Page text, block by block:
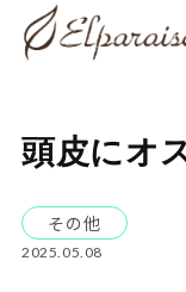
コンテ
ンツに
進む
頭皮にオ
その他
2025.05.08